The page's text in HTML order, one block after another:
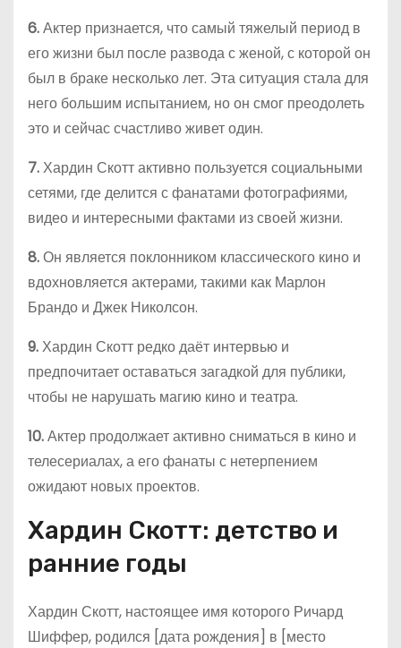
6.Актер признается, что самый тяжелый период в
его жизни был после развода с женой, с которой он
был в браке несколько лет. Эта ситуация стала для
него большим испытанием, но он смог преодолеть
это и сейчас счастливо живет один.
7.Хардин Скотт активно пользуется социальными
сетями, где делится с фанатами фотографиями,
видео и интересными фактами из своей жизни.
8.Он является поклонником классического кино и
вдохновляется актерами, такими как Марлон
Брандо и Джек Николсон.
9.Хардин Скотт редко даёт интервью и
предпочитает оставаться загадкой для публики,
чтобы не нарушать магию кино и театра.
10.Актер продолжает активно сниматься в кино и
телесериалах, а его фанаты с нетерпением
ожидают новых проектов.
Хардин Скотт: детство и
ранние годы
Хардин Скотт, настоящее имя которого Ричард
Шиффер, родился [дата рождения] в [место